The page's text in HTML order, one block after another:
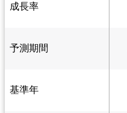
成長率
予測期間
基準年